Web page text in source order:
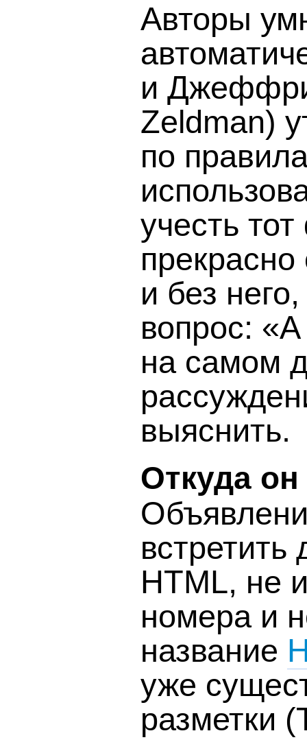
Авторы
и
Zeldman)
по
учесть
и без
вопрос:
на самом
выяснить.
Откуда
HTML, не
номера и
название
уже
разметки